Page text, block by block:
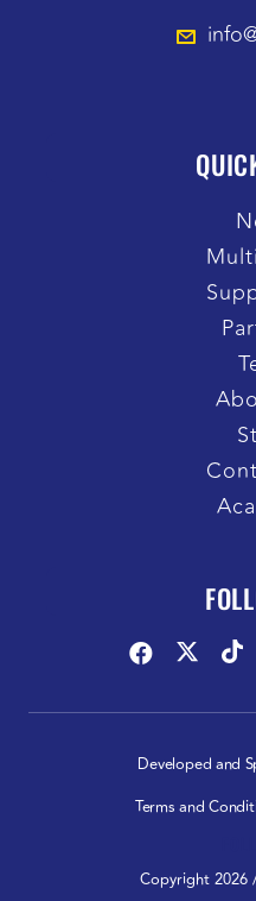
Developed and
Terms and
Copyright 2026